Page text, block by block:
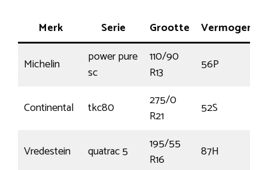
Merk Serie Grootte Vermogen
Michelin
power pure
sc
110/90
R13
56P
Continental tkc80
275/0
R21
52S
Vredestein quatrac 5
195/55
R16
87H